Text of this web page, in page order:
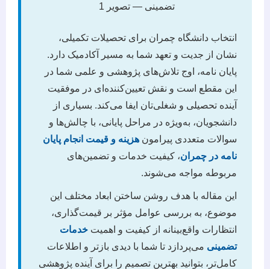
انتخاب دانشگاه چمران برای تحصیلات تکمیلی،
نشان از جدیت و تعهد شما به مسیر آکادمیک دارد.
پایان نامه، اوج تلاش‌های پژوهشی و علمی شما در
این مقطع است و نقش تعیین‌کننده‌ای در موفقیت
آینده تحصیلی و شغلی‌تان ایفا می‌کند. بسیاری از
دانشجویان، به‌ویژه در مراحل پایانی، با چالش‌ها و
سوالات متعددی پیرامون هزینه و قیمت انجام پایان
نامه در چمران، کیفیت خدمات و تضمین‌های
مربوطه مواجه می‌شوند.
این مقاله با هدف روشن ساختن ابعاد مختلف این
موضوع، به بررسی عوامل مؤثر بر قیمت‌گذاری،
انتظارات واقع‌بینانه از کیفیت و اهمیت خدمات
تضمینی می‌پردازد تا شما با دیدی بازتر و اطلاعات
کامل‌تر، بتوانید بهترین تصمیم را برای آینده پژوهشی